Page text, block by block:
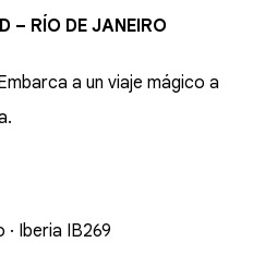
– RÍO DE JANEIRO
a un viaje mágico a
Iberia IB269